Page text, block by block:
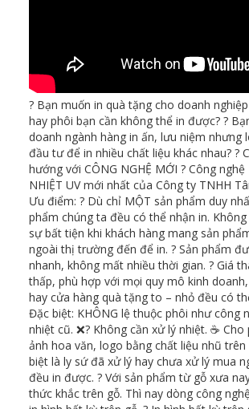
? Bạn muốn in quà tặng cho doanh
hay phôi bạn cần không thể in được? ?
doanh ngành hàng in ấn, lưu niệm nhưng
đầu tư để in nhiều chất liệu khác nhau? ?
hướng với CÔNG NGHỆ MỚI ? Công nghệ
NHIỆT UV mới nhất của Công ty TNHH
Ưu điểm: ? Dù chỉ MỘT sản phẩm duy
phẩm chúng ta đều có thể nhận in.
sự bất tiện khi khách hàng mang sản
ngoài thị trường đến để in. ? Sản phẩm
nhanh, không mất nhiều thời gian. ? Giá
thấp, phù hợp với mọi quy mô kinh
hay cửa hàng quà tặng to – nhỏ đều có
Đặc biệt: KHÔNG lệ thuộc phôi như công
nhiệt cũ. ❌? Không cần xử lý nhiệt. ☕ Cho
ảnh hoa văn, logo bằng chất liệu nhũ
biệt là ly sứ đã xử lý hay chưa xử lý mua
đều in được. ? Với sản phẩm từ gỗ xưa
thức khắc trên gỗ. Thì nay dòng công